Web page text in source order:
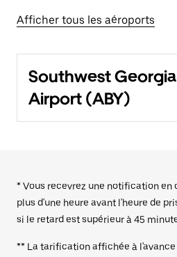
Afficher tous les aéroports
Southwest
Airport (ABY)
* Vous recevrez une notification en
plus d'une heure avant l'heure de
si le retard est supérieur à 45
** La tarification affichée à